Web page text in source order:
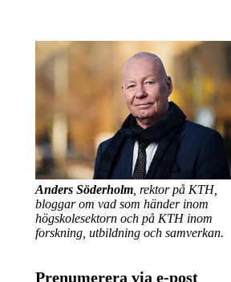
Anders Söderholm, rektor på KTH,
bloggar om vad som händer inom
högskolesektorn och på KTH inom
forskning, utbildning och samverkan.
Prenumerera via e-post